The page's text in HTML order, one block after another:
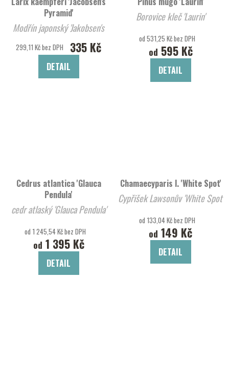
Pyramid'
Modřín japonský 'Jakobsen's
Pyramid'
299,11 Kč bez DPH 335 Kč
DETAIL
Borovice kleč 'Laurin'
od 531,25 Kč bez DPH
od 595 Kč
DETAIL
Cedrus atlantica 'Glauca
Pendula'
cedr atlaský 'Glauca Pendula'
od 1 245,54 Kč bez DPH
od 1 395 Kč
DETAIL
Chamaecyparis l. 'White Spot'
Cypřišek Lawsonův 'White Spot'
od 133,04 Kč bez DPH
od 149 Kč
DETAIL